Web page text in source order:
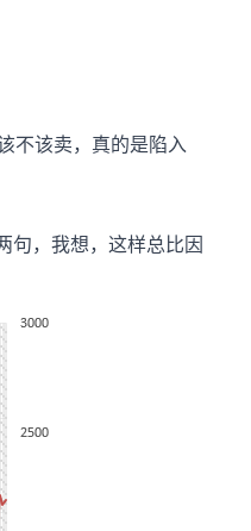
不该卖，真的是陷入
句，我想，这样总比因